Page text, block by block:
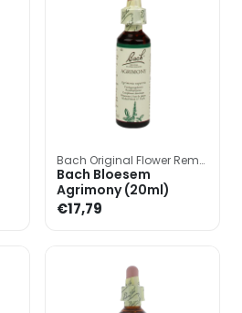
Bach Original Flower Remedies
Bach Bloesem
Agrimony (20ml)
€17,79